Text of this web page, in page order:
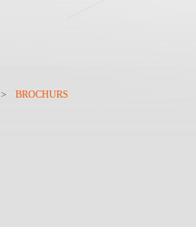
> BROCHURS